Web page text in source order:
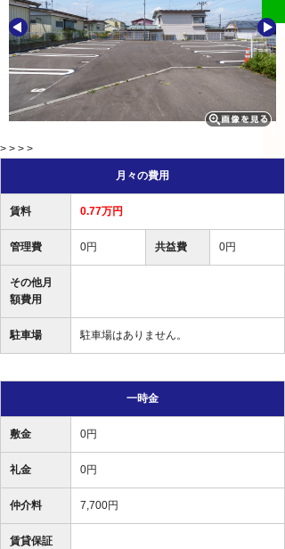
> > > >
月々の費用
賃料 0.77万円
管理費 0円 共益費 0円
その他月
額費用
駐車場 駐車場はありません。
一時金
敷金 0円
礼金 0円
仲介料 7,700円
賃貸保証